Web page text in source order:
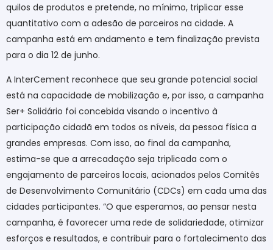
quilos de produtos e pretende, no mínimo, triplicar esse
quantitativo com a adesão de parceiros na cidade. A
campanha está em andamento e tem finalização prevista
para o dia 12 de junho.
A InterCement reconhece que seu grande potencial social
está na capacidade de mobilização e, por isso, a campanha
Ser+ Solidário foi concebida visando o incentivo à
participação cidadã em todos os níveis, da pessoa física a
grandes empresas. Com isso, ao final da campanha,
estima-se que a arrecadação seja triplicada com o
engajamento de parceiros locais, acionados pelos Comitês
de Desenvolvimento Comunitário (CDCs) em cada uma das
cidades participantes. “O que esperamos, ao pensar nesta
campanha, é favorecer uma rede de solidariedade, otimizar
esforços e resultados, e contribuir para o fortalecimento das